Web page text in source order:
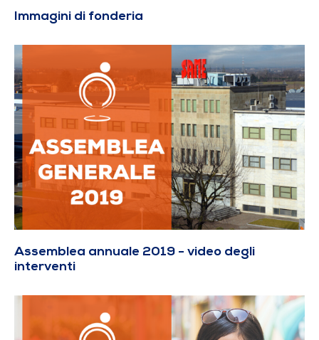
Immagini di fonderia
Assemblea annuale 2019 - video degli
interventi